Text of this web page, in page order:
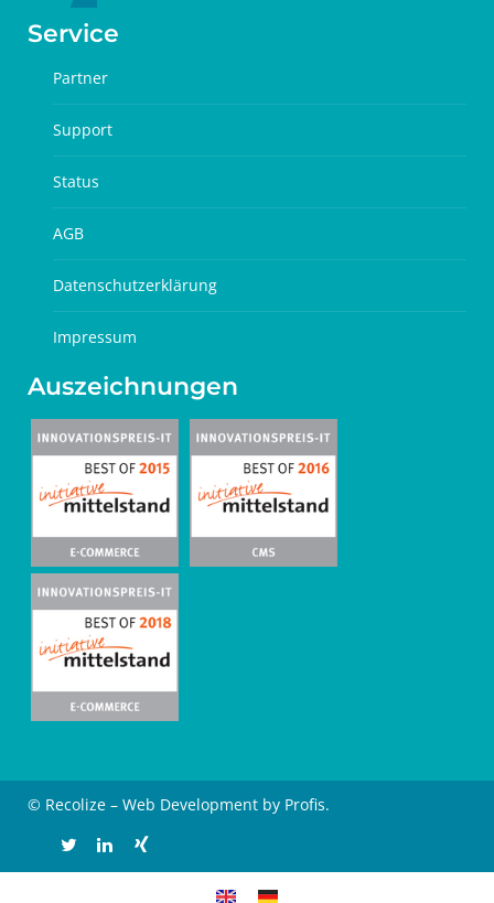
Service
Partner
Support
Status
AGB
Datenschutzerklärung
Impressum
Auszeichnungen
© Recolize – Web Development by Profis.